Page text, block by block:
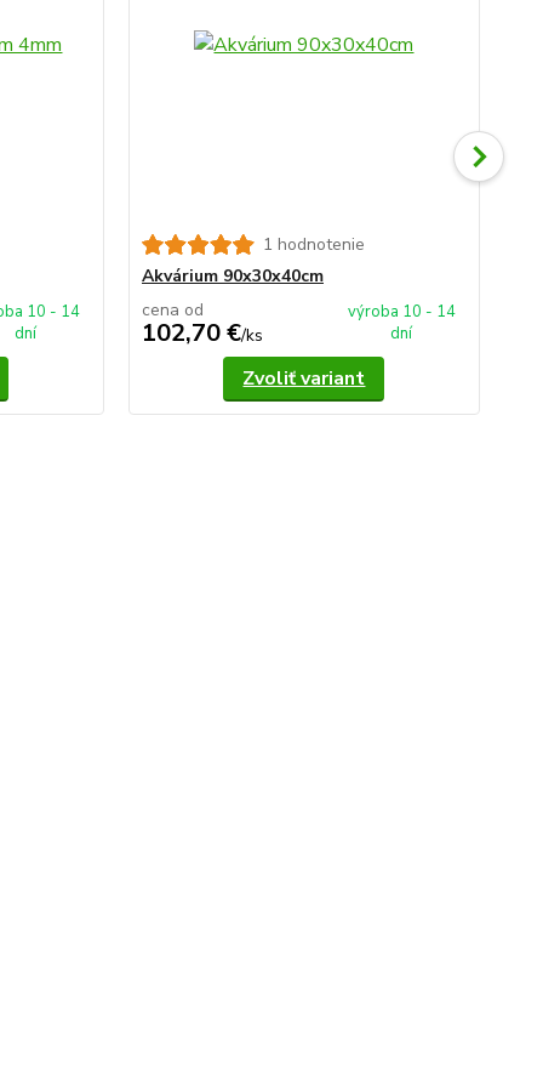
10 - 14
dní
1 hodnotenie
Akvárium 90x30x40cm
cena od
102,70 €/ks
výroba 10 - 14
dní
Zvoliť variant